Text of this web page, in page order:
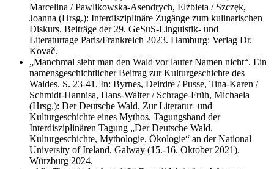
Marcelina / Pawlikowska-Asendrych, Elżbieta / Szczęk,
Joanna (Hrsg.): Interdisziplinäre Zugänge zum kulinarischen
Diskurs. Beiträge der 29. GeSuS-Linguistik- und
Literaturtage Paris/Frankreich 2023. Hamburg: Verlag Dr.
Kovač.
„Manchmal sieht man den Wald vor lauter Namen nicht“. Ein
namensgeschichtlicher Beitrag zur Kulturgeschichte des
Waldes. S. 23-41. In: Byrnes, Deirdre / Pusse, Tina-Karen /
Schmidt-Hannisa, Hans-Walter / Schrage-Früh, Michaela
(Hrsg.): Der Deutsche Wald. Zur Literatur- und
Kulturgeschichte eines Mythos. Tagungsband der
Interdisziplinären Tagung „Der Deutsche Wald.
Kulturgeschichte, Mythologie, Ökologie“ an der National
University of Ireland, Galway (15.-16. Oktober 2021).
Würzburg 2024.